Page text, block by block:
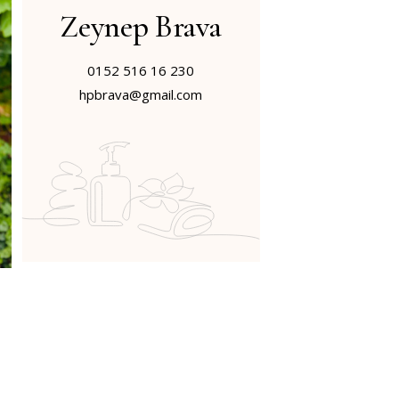
Zeynep Brava
0152 516 16 230
hpbrava@gmail.com